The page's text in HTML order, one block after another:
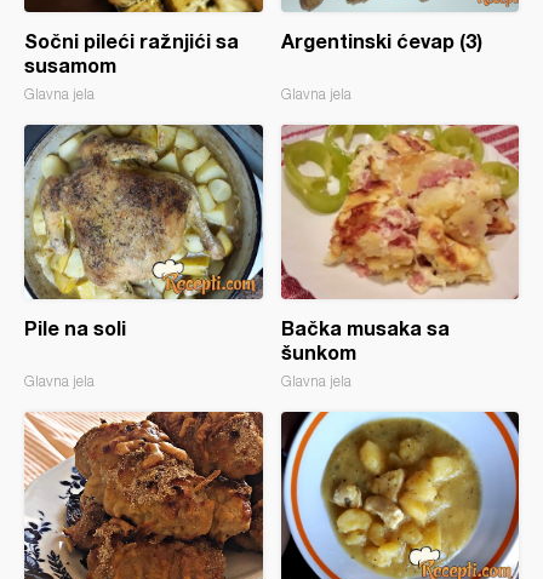
Sočni pileći ražnjići sa
susamom
Glavna jela
Argentinski ćevap (3)
Glavna jela
Pile na soli
Glavna jela
Bačka musaka sa
šunkom
Glavna jela